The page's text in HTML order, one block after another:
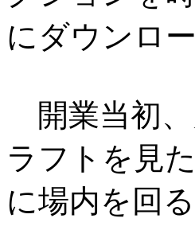
にダウンロ
開業当初、
ラフトを見
に場内を回